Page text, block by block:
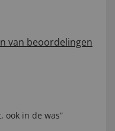
van beoordelingen
ook in de was”